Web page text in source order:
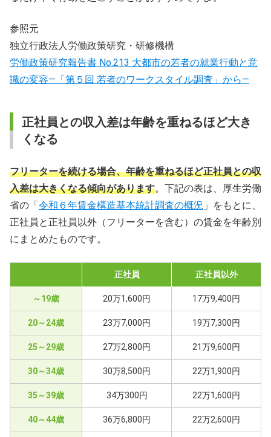
参照元
独立行政法人労働政策研究・研修機構
労働政策研究報告書 No.213 大都市の若者の就業行動と意
識の変容―「第５回 若者のワークスタイル調査」から―
正社員との収入差は年齢を重ねるほど大き
くなる
フリーターを続ける場合、年齢を重ねるほど正社員との収
入差は大きくなる傾向があります。下記の表は、厚生労働
省の「 令和６年賃金構造基本統計調査の概況 」をもとに、
正社員と正社員以外（フリーターを含む）の賃金を年齢別
にまとめたものです。
正社員 正社員以外
～19歳 20万1,600円 17万9,400円
20～24歳 23万7,000円 19万7,300円
25～29歳 27万2,800円 21万9,600円
30～34歳 30万8,500円 22万1,900円
35～39歳 34万300円 22万1,600円
40～44歳 36万6,800円 22万2,600円